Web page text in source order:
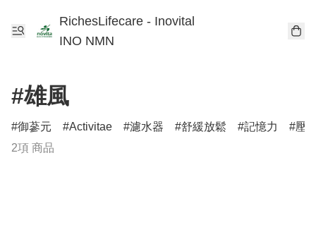
RichesLifecare - Inovital
INO NMN
#雄風
御蔘元 Activitae 濾水器 舒緩放鬆 記憶力
壓
2項 商品